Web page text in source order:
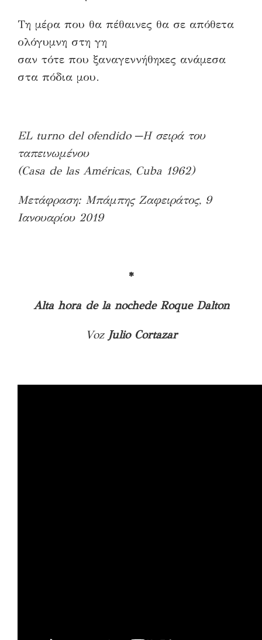
Τη μέρα που θα πέθαινες θα σε απόθετα
ολόγυμνη στη γη
σαν τότε που ξαναγεννήθηκες ανάμεσα
στα πόδια μου.
EL turno del ofendido ─Η σειρά του
ταπεινωμένου
(Casa de las Américas, Cuba 1962)
Μετάφραση: Μπάμπης Ζαφειράτος, 9
Ιανουαρίου 2019
*
Alta hora de la nochede Roque Dalton
Voz Julio Cortazar